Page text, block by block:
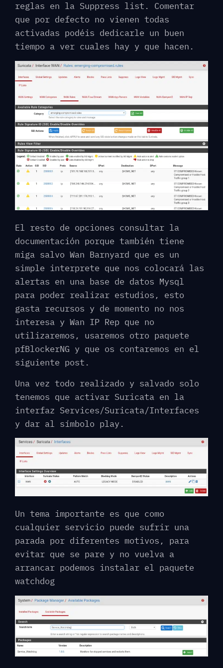
reglas en la Suppress list. Comentar
que por defecto no vienen todas
activadas podéis dedicarle un buen
tiempo a ver cuales hay y que hacen.
El resto de opciones consultar la
documentación porque también tiene
miga salvo Wan Barnyard que es un
simple interprete que nos colocará las
alertas en una base de datos Mysql
para poder realizar estudios, esto
gasta recursos y de momento no nos
interesa y Wan IP Rep que no
utilizaremos, usaremos otro paquete
pfBlockerNG y que os contaremos en el
siguiente post.
Una vez todo realizado y salvado solo
tenemos que activar Suricata en la
interfaz Services/Suricata/Interfaces
y dar al símbolo play.
Un tema importante es que como
cualquier servicio puede sufrir una
parada por diferentes motivos, para
evitar que se pare y no vuelva a
arrancar podemos instalar el paquete
watchdog